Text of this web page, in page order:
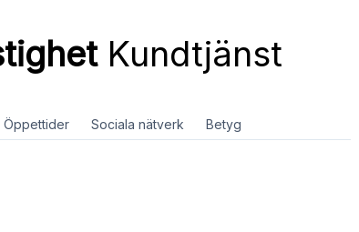
Kundtjänst
Öppettider Sociala nätverk Betyg